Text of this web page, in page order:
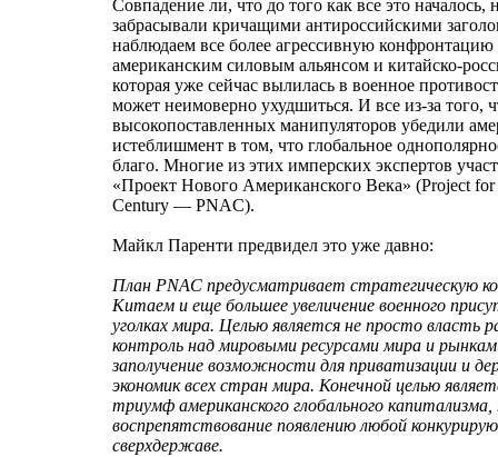
Совпадение ли, что до того как все это началось,
забрасывали кричащими антироссийскими
наблюдаем все более агрессивную
американским силовым альянсом и китайско-
которая уже сейчас вылилась в военное
может неимоверно ухудшиться. И все из-за того,
высокопоставленных манипуляторов убедили
истеблишмент в том, что глобальное
благо. Многие из этих имперских экспертов
«Проект Нового Американского Века» (Project
Century — PNAC).
Майкл Паренти предвидел это уже давно:
План PNAC предусматривает стратегическую
Китаем и еще большее увеличение военного
уголках мира. Целью является не просто власть
контроль над мировыми ресурсами мира и
заполучение возможности для приватизации и
экономик всех стран мира. Конечной целью
триумф американского глобального капитализма,
воспрепятствование появлению любой
сверхдержаве.